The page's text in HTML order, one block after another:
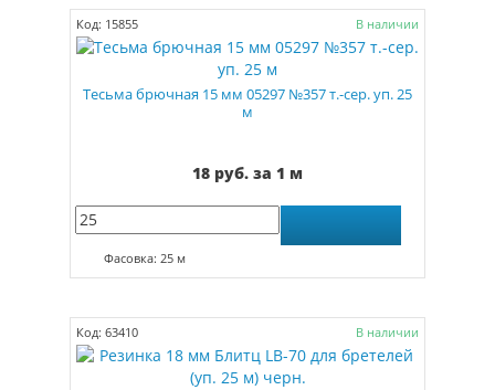
Код: 15855 В наличии
Тесьма брючная 15 мм 05297 №357 т.-сер. уп. 25
м
18 руб. за 1 м
Фасовка: 25 м
Код: 63410 В наличии